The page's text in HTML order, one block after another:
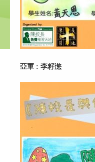
亞軍 : 李籽滺